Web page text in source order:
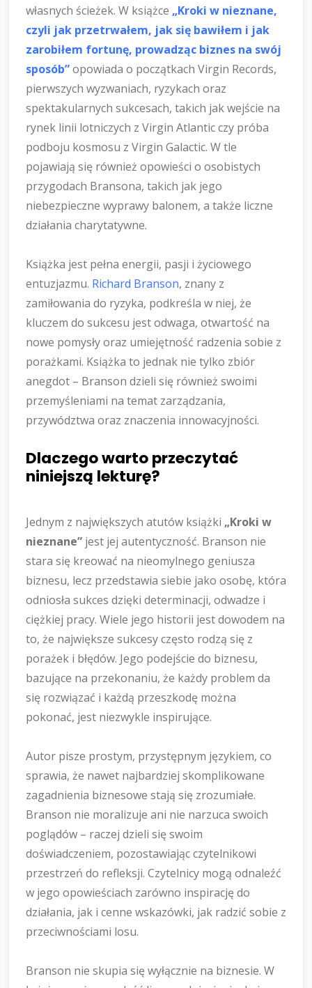
własnych ścieżek. W książce „Kroki w nieznane,
czyli jak przetrwałem, jak się bawiłem i jak
zarobiłem fortunę, prowadząc biznes na swój
sposób”opowiada o początkach Virgin Records,
pierwszych wyzwaniach, ryzykach oraz
spektakularnych sukcesach, takich jak wejście na
rynek linii lotniczych z Virgin Atlantic czy próba
podboju kosmosu z Virgin Galactic. W tle
pojawiają się również opowieści o osobistych
przygodach Bransona, takich jak jego
niebezpieczne wyprawy balonem, a także liczne
działania charytatywne.
Książka jest pełna energii, pasji i życiowego
entuzjazmu. Richard Branson, znany z
zamiłowania do ryzyka, podkreśla w niej, że
kluczem do sukcesu jest odwaga, otwartość na
nowe pomysły oraz umiejętność radzenia sobie z
porażkami. Książka to jednak nie tylko zbiór
anegdot – Branson dzieli się również swoimi
przemyśleniami na temat zarządzania,
przywództwa oraz znaczenia innowacyjności.
Dlaczego warto przeczytać
niniejszą lekturę?
Jednym z największych atutów książki „Kroki w
nieznane” jest jej autentyczność. Branson nie
stara się kreować na nieomylnego geniusza
biznesu, lecz przedstawia siebie jako osobę, która
odniosła sukces dzięki determinacji, odwadze i
ciężkiej pracy. Wiele jego historii jest dowodem na
to, że największe sukcesy często rodzą się z
porażek i błędów. Jego podejście do biznesu,
bazujące na przekonaniu, że każdy problem da
się rozwiązać i każdą przeszkodę można
pokonać, jest niezwykle inspirujące.
Autor pisze prostym, przystępnym językiem, co
sprawia, że nawet najbardziej skomplikowane
zagadnienia biznesowe stają się zrozumiałe.
Branson nie moralizuje ani nie narzuca swoich
poglądów – raczej dzieli się swoim
doświadczeniem, pozostawiając czytelnikowi
przestrzeń do refleksji. Czytelnicy mogą odnaleźć
w jego opowieściach zarówno inspirację do
działania, jak i cenne wskazówki, jak radzić sobie z
przeciwnościami losu.
Branson nie skupia się wyłącznie na biznesie. W